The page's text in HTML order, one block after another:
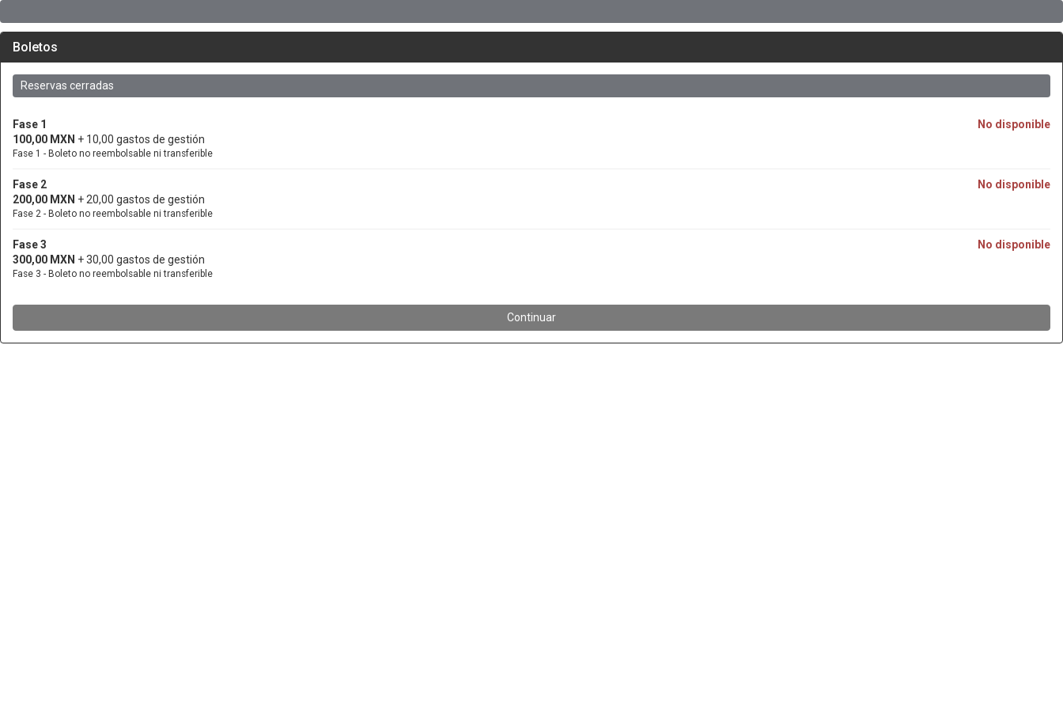
Boletos
Reservas cerradas
No disponible
Fase 1
100,00 MXN + 10,00 gastos de gestión
Fase 1 - Boleto no reembolsable ni transferible
No disponible
Fase 2
200,00 MXN + 20,00 gastos de gestión
Fase 2 - Boleto no reembolsable ni transferible
No disponible
Fase 3
300,00 MXN + 30,00 gastos de gestión
Fase 3 - Boleto no reembolsable ni transferible
Continuar